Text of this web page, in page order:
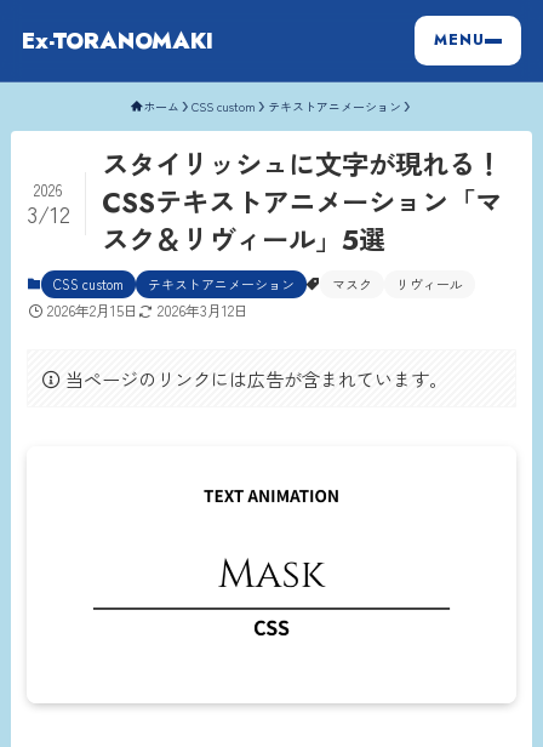
Ex-TORANOMAKI MENU
ホーム CSS custom テキストアニメーション
スタイリッシュに文字が現れる！
CSSテキストアニメーション「マ
スク＆リヴィール」5選
2026
3/12
CSS custom テキストアニメーション マスク リヴィール
2026年2月15日 2026年3月12日
当ページのリンクには広告が含まれています。